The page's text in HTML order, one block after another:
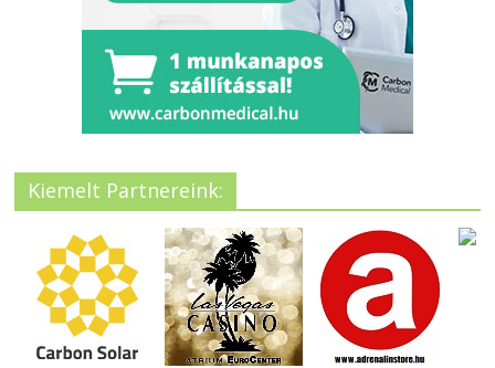
Kiemelt Partnereink: